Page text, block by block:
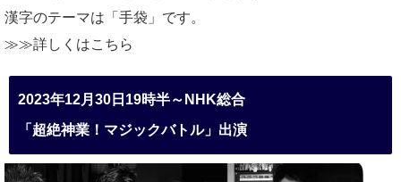
漢字のテーマは「手袋」です。
≫≫詳しくはこちら
2023年12月30日19時半～NHK総合
「超絶神業！マジックバトル」出演